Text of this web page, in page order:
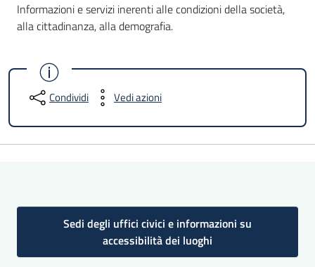
Informazioni e servizi inerenti alle condizioni della società,
alla cittadinanza, alla demografia.
Condividi Vedi azioni
Sedi degli uffici civici e informazioni su
accessibilità dei luoghi